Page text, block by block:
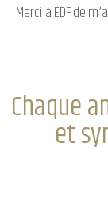
Merci à EDF de
Chaque
et